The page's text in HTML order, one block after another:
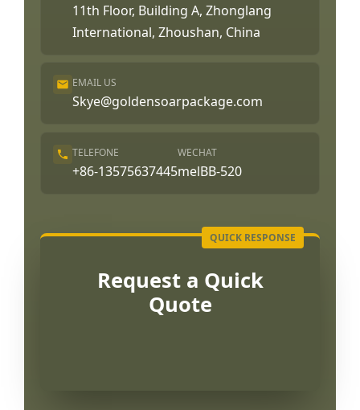
11th Floor, Building A, Zhonglang
International, Zhoushan, China
EMAIL US
Skye@goldensoarpackage.com
TELEFONE
+86-13575637445
WECHAT
melBB-520
Request a Quick
Quote